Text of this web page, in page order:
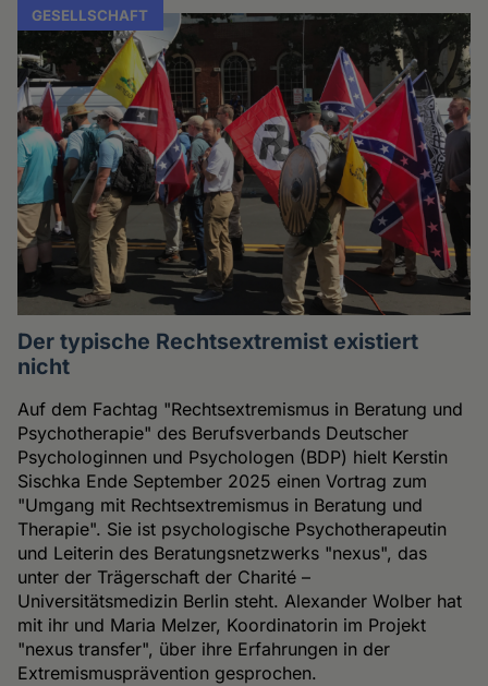
GESELLSCHAFT
Der typische Rechtsextremist existiert
nicht
Auf dem Fachtag "Rechtsextremismus in Beratung und
Psychotherapie" des Berufsverbands Deutscher
Psychologinnen und Psychologen (BDP) hielt Kerstin
Sischka Ende September 2025 einen Vortrag zum
"Umgang mit Rechtsextremismus in Beratung und
Therapie". Sie ist psychologische Psychotherapeutin
und Leiterin des Beratungsnetzwerks "nexus", das
unter der Trägerschaft der Charité –
Universitätsmedizin Berlin steht. Alexander Wolber hat
mit ihr und Maria Melzer, Koordinatorin im Projekt
"nexus transfer", über ihre Erfahrungen in der
Extremismusprävention gesprochen.